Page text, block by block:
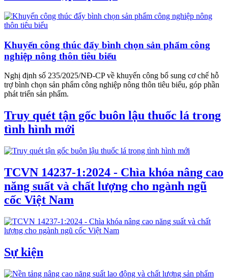
Khuyến công thúc đẩy bình chọn sản phẩm công
nghiệp nông thôn tiêu biểu
Nghị định số 235/2025/NĐ-CP về khuyến công bổ sung cơ chế hỗ
trợ bình chọn sản phẩm công nghiệp nông thôn tiêu biểu, góp phần
phát triển sản phẩm.
Truy quét tận gốc buôn lậu thuốc lá trong
tình hình mới
TCVN 14237-1:2024 - Chìa khóa nâng cao
năng suất và chất lượng cho ngành ngũ
cốc Việt Nam
Sự kiện